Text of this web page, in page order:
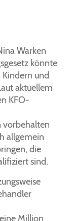
Warken
könnte
und
aktuellem
KFO-
vorbehalten
allgemein
die
sind.
Million